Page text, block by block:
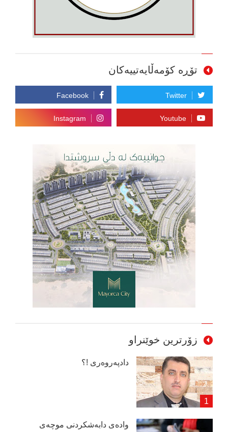
تۆڕە کۆمەڵایەتییەکان
زۆرترین خوێنراو
دادپەروەری !؟
وادەی دابەشكردنی موچەی